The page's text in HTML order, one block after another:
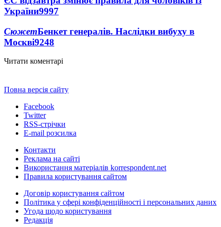
України9997
СюжетБенкет генералів. Наслідки вибуху в
Москві9248
Читати коментарі
Повна версія сайту
Facebook
Twitter
RSS-стрічки
E-mail розсилка
Контакти
Реклама на сайті
Використання матеріалів korrespondent.net
Правила користування сайтом
Договір користування сайтом
Політика у сфері конфіденційності і персональних даних
Угода щодо користування
Редакція